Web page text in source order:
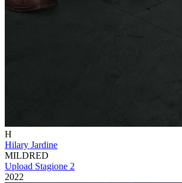
H
Hilary Jardine
MILDRED
Upload Stagione 2
2022